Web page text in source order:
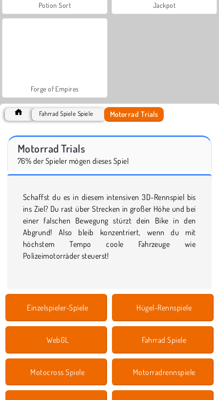
Potion Sort Jackpot
Forge of Empires
Fahrrad Spiele Spiele Motorrad Trials
Motorrad Trials
76% der Spieler mögen dieses Spiel
Schaffst du es in diesem intensiven 3D-Rennspiel bis
ins Ziel? Du rast über Strecken in großer Höhe und bei
einer falschen Bewegung stürzt dein Bike in den
Abgrund! Also bleib konzentriert, wenn du mit
höchstem Tempo coole Fahrzeuge wie
Polizeimotorräder steuerst!
Einzelspieler-Spiele Hügel-Rennspiele
WebGL Fahrrad Spiele
Motocross Spiele Motorradrennspiele